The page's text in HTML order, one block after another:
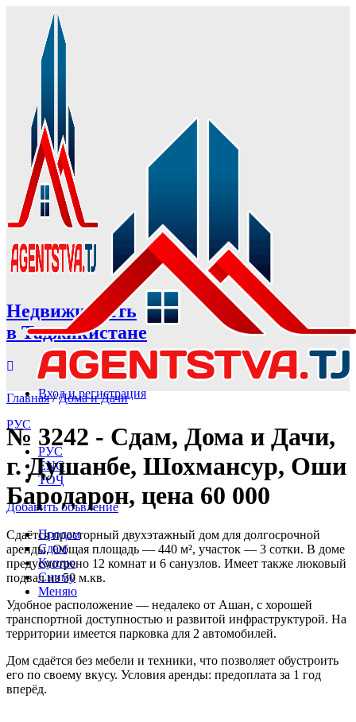
Недвижимость
в Таджикистане
Вход и регистрация
РУС
РУС
ENG
ТОҶ
Добавить объвление
Продам
Сдам
Куплю
Сниму
Меняю
Главная/Дома и Дачи
№ 3242 - Сдам, Дома и Дачи,
г. Душанбе, Шохмансур, Оши
Бародарон, цена 60 000
Сдаётся просторный двухэтажный дом для долгосрочной
аренды. Общая площадь — 440 м², участок — 3 сотки. В доме
предусмотрено 12 комнат и 6 санузлов. Имеет также люковый
подвал из 50 м.кв.
Удобное расположение — недалеко от Ашан, с хорошей
транспортной доступностью и развитой инфраструктурой. На
территории имеется парковка для 2 автомобилей.
Дом сдаётся без мебели и техники, что позволяет обустроить
его по своему вкусу. Условия аренды: предоплата за 1 год
вперёд.